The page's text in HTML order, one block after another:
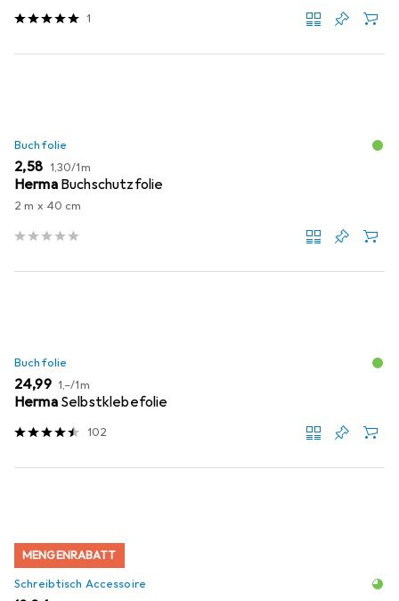
1
Buchfolie
EUR
2,58 EUR
1,30/1m
Herma Buchschutzfolie
2 m x 40 cm
Buchfolie
EUR
24,99 EUR
1,–/1m
Herma Selbstklebefolie
102
MENGENRABATT
Schreibtisch Accessoire